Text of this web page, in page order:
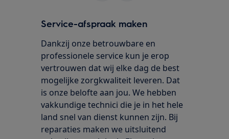
Service-afspraak maken
Dankzij onze betrouwbare en
professionele service kun je erop
vertrouwen dat wij elke dag de best
mogelijke zorgkwaliteit leveren. Dat
is onze belofte aan jou. We hebben
vakkundige technici die je in het hele
land snel van dienst kunnen zijn. Bij
reparaties maken we uitsluitend